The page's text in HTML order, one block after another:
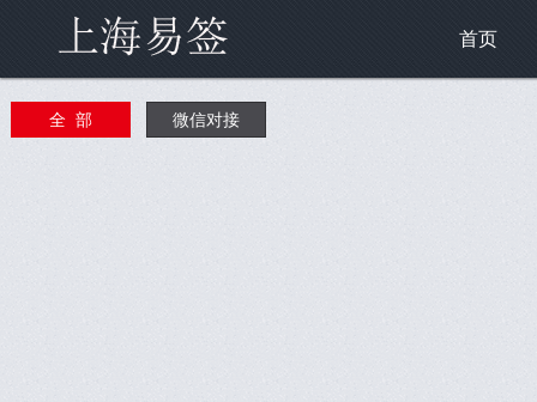
首页
全 部 微信对接